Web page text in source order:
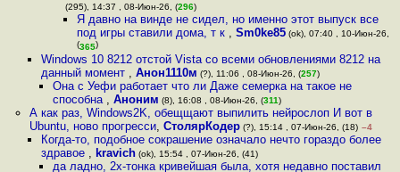
(295), 14:37 , 08-Июн-26, (296)
Я давно на винде не сидел, но именно этот выпуск все
под игры ставили дома, т к , Sm0ke85(ok), 07:40 , 10-Июн-26,
(365)
Windows 10 8212 отстой Vista со всеми обновлениями 8212 на
данный момент , Анон1110м (?), 11:06 , 08-Июн-26, (257)
Она с Уефи работает что ли Даже семерка на такое не
способна ,Аноним (8), 16:08 , 08-Июн-26, (311)
А как раз, Windows2K, обещщают выпилить нейрослоп И вот в
Ubuntu, ново прогресси, СтолярКодер(?), 15:14 , 07-Июн-26, (18) –4
Когда-то, подобное сокрашение означало нечто гораздо более
здравое , kravich(ok), 15:54 , 07-Июн-26, (41)
да ладно, 2х-тонка кривейшая была, хотя недавно поставил